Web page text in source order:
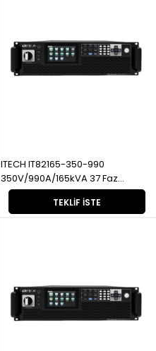
TEKLIF İSTE
ITECH IT82165-350-990
350V/990A/165kVA 37 Faz
Rejeneratif